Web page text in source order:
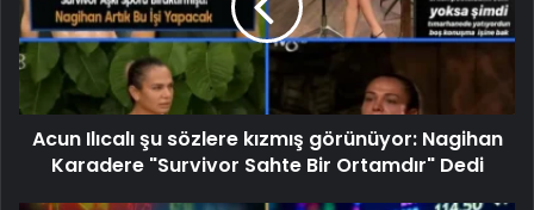
Acun Ilıcalı şu sözlere kızmış görünüyor: Nagihan
Karadere "Survivor Sahte Bir Ortamdır" Dedi